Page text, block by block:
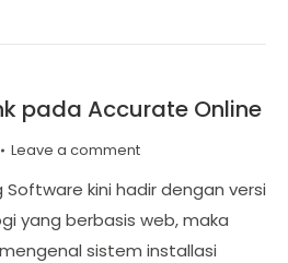
pada Accurate Online
Leave a comment
Software kini hadir dengan versi
yang berbasis web, maka
sistem installasi